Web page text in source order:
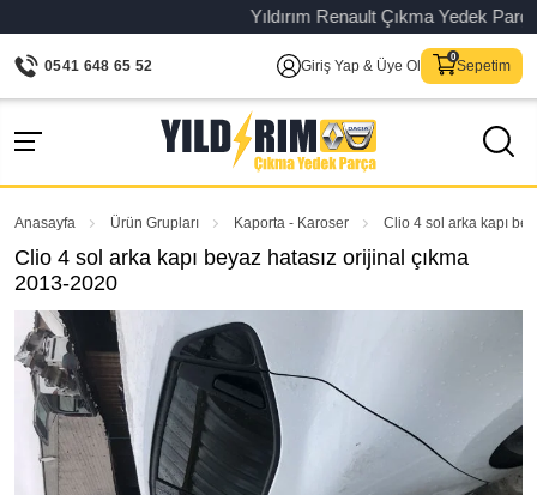
Yıldırım Renault Çıkma Yedek
0541 648 65 52 Giriş Yap & Üye Ol Sepetim
Anasayfa Ürün Grupları Kaporta - Karoser Clio 4 sol arka kapı
Clio 4 sol arka kapı beyaz hatasız orijinal çıkma
2013-2020